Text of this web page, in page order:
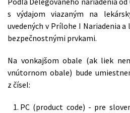
s výdajom viazaným na
uvedených v Prílohe I Nariadenia
bezpečnostnými prvkami.
Na vonkajšom obale (ak liek
vnútornom obale) bude
z čísel:
PC (product code) - pre